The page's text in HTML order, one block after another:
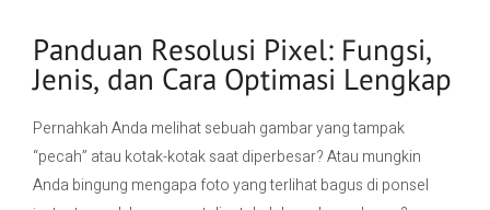
Project
Panduan Resolusi Pixel: Fungsi,
Jenis, dan Cara Optimasi Lengkap
Pernahkah Anda melihat sebuah gambar yang tampak
“pecah” atau kotak-kotak saat diperbesar? Atau mungkin
Anda bingung mengapa foto yang terlihat bagus di ponsel